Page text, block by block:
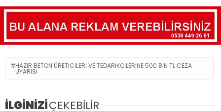
HAZIR BETON ÜRETICILERI VE TEDARIKÇILERINE 500 BIN TL CEZA
UYARISI
İLGİNİZİÇEKEBİLİR